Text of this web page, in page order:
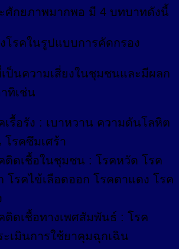
ศักยภาพมากพอ มี 4 บทบาทดังนี้
งโรคในรูปแบบการคัดกรอง
ป็นความเสี่ยงในชุมชนและมีผลก
ทิเช่น
เรื้อรัง : เบาหวาน ความดันโลหิต
โรคซึมเศร้า
ติดเชื้อในชุมชน : โรคหวัด โรค
โรคไข้เลือดออก โรคตาแดง โรค
ติดเชื้อทางเพศสัมพันธ์ : โรค
เมินการใช้ยาคุมฉุกเฉิน